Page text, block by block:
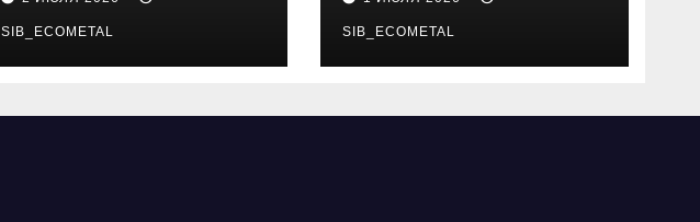
онлайн-курсы
SIB_ECOMETAL SIB_ECOMETAL